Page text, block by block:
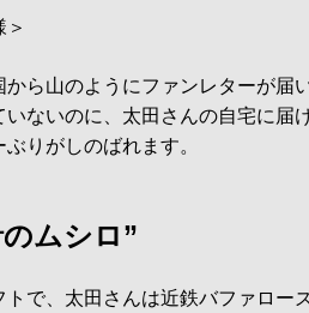
ら山のようにファンレターが届
いないのに、太田さんの自宅に届
りがしのばれます。
ムシロ”
で、太田さんは近鉄バファロー